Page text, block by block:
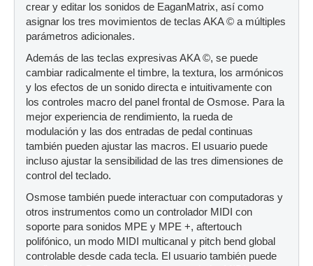
crear y editar los sonidos de EaganMatrix, así como
asignar los tres movimientos de teclas AKA © a múltiples
parámetros adicionales.
Además de las teclas expresivas AKA ©, se puede
cambiar radicalmente el timbre, la textura, los armónicos
y los efectos de un sonido directa e intuitivamente con
los controles macro del panel frontal de Osmose. Para la
mejor experiencia de rendimiento, la rueda de
modulación y las dos entradas de pedal continuas
también pueden ajustar las macros. El usuario puede
incluso ajustar la sensibilidad de las tres dimensiones de
control del teclado.
Osmose también puede interactuar con computadoras y
otros instrumentos como un controlador MIDI con
soporte para sonidos MPE y MPE +, aftertouch
polifónico, un modo MIDI multicanal y pitch bend global
controlable desde cada tecla. El usuario también puede